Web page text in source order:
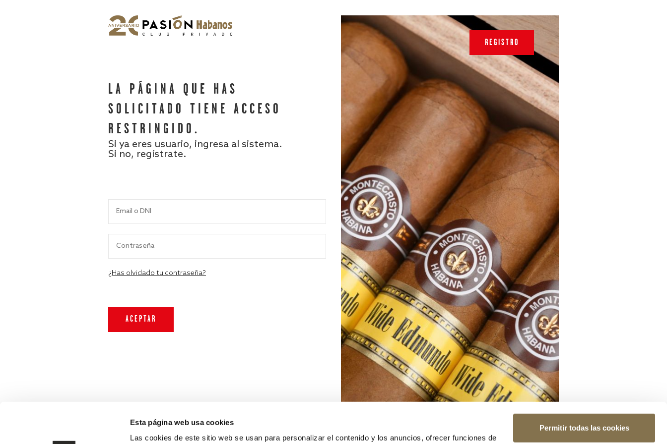
Esta página web usa cookies
Las cookies de este sitio web se usan para personalizar el contenido y los anuncios, ofrecer funciones de
Permitir todas las cookies
LA PÁGINA QUE HAS
SOLICITADO TIENE ACCESO
RESTRINGIDO.
Si ya eres usuario, ingresa al sistema.
Si no, regístrate.
¿Has olvidado tu contraseña?
REGISTRO